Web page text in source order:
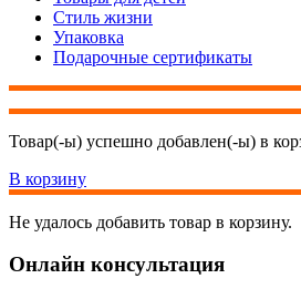
Стиль жизни
Упаковка
Подарочные сертификаты
Товар(-ы) успешно добавлен(-ы) в
В корзину
Не удалось добавить товар в корзину.
Онлайн консультация